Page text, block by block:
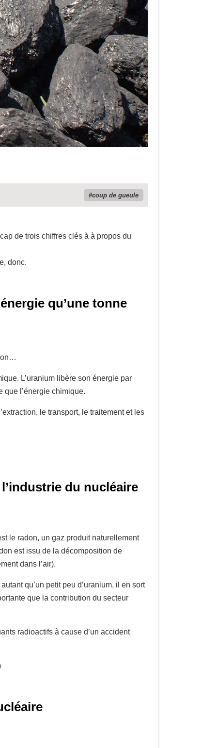
coup de gueule
de trois chiffres clés à à propos du
donc.
qu’une tonne
L’uranium libère son énergie par
que l’énergie chimique.
le transport, le traitement et les
du nucléaire
le radon, un gaz produit naturellement
est issu de la décomposition de
dans l’air).
qu’un petit peu d’uranium, il en sort
que la contribution du secteur
radioactifs à cause d’un accident